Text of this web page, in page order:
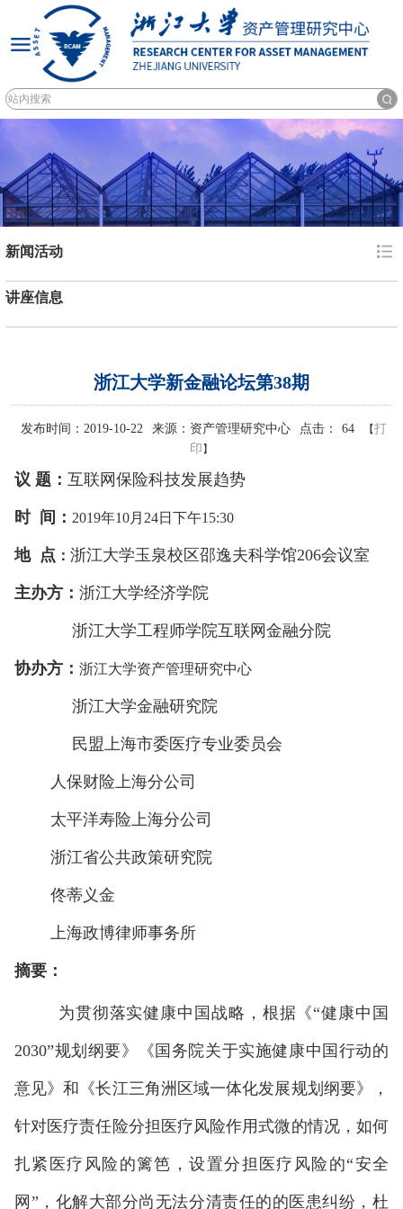
新闻活动
讲座信息
浙江大学新金融论坛第38期
发布时间：2019-10-22 来源：资产管理研究中心 点击： 64 【打
印 】
议 题： 互联网保险科技发展趋势
时 间： 2019年10月24日下午15:30
地 点 ： 浙江大学玉泉校区邵逸夫科学馆206会议室
主办方： 浙江大学经济学院
浙江大学工程师学院互联网金融分院
协办方： 浙江大学资产管理研究中心
浙江大学金融研究院
民盟上海市委医疗专业委员会
人保财险上海分公司
太平洋寿险上海分公司
浙江省公共政策研究院
佟蒂义金
上海政博律师事务所
摘要：
为贯彻落实健康中国战略，根据《“健康中国
2030”规划纲要》《国务院关于实施健康中国行动的
意见》和《长江三角洲区域一体化发展规划纲要》，
针对医疗责任险分担医疗风险作用式微的情况，如何
扎紧医疗风险的篱笆，设置分担医疗风险的“安全
网”，化解大部分尚无法分清责任的的医患纠纷，杜